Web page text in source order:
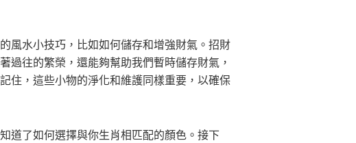
風水小技巧，比如如何儲存和增強財氣。招財
過往的繁榮，還能夠幫助我們暫時儲存財氣，
住，這些小物的淨化和維護同樣重要，以確保
道了如何選擇與你生肖相匹配的顏色。接下